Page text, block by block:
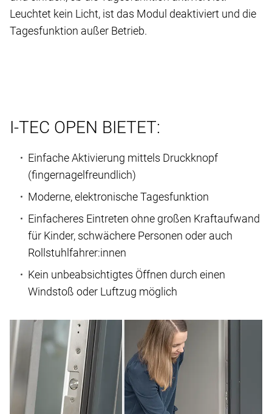
Leuchtet kein Licht, ist das Modul deaktiviert und die
Tagesfunktion außer Betrieb.
I-TEC OPEN BIETET:
Einfache Aktivierung mittels Druckknopf
(fingernagelfreundlich)
Moderne, elektronische Tagesfunktion
Einfacheres Eintreten ohne großen Kraftaufwand
für Kinder, schwächere Personen oder auch
Rollstuhlfahrer:innen
Kein unbeabsichtigtes Öffnen durch einen
Windstoß oder Luftzug möglich